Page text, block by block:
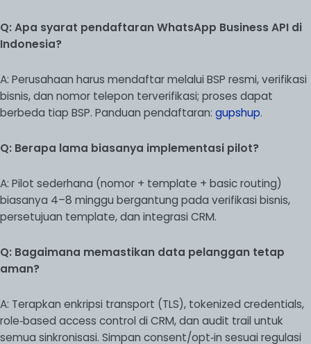
Q: Apa syarat pendaftaran WhatsApp Business API di
Indonesia?
A: Perusahaan harus mendaftar melalui BSP resmi, verifikasi
bisnis, dan nomor telepon terverifikasi; proses dapat
berbeda tiap BSP. Panduan pendaftaran: gupshup.
Q: Berapa lama biasanya implementasi pilot?
A: Pilot sederhana (nomor + template + basic routing)
biasanya 4–8 minggu bergantung pada verifikasi bisnis,
persetujuan template, dan integrasi CRM.
Q: Bagaimana memastikan data pelanggan tetap
aman?
A: Terapkan enkripsi transport (TLS), tokenized credentials,
role‑based access control di CRM, dan audit trail untuk
semua sinkronisasi. Simpan consent/opt‑in sesuai regulasi